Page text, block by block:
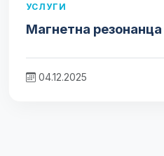
УСЛУГИ
Магнетна
04.12.2025